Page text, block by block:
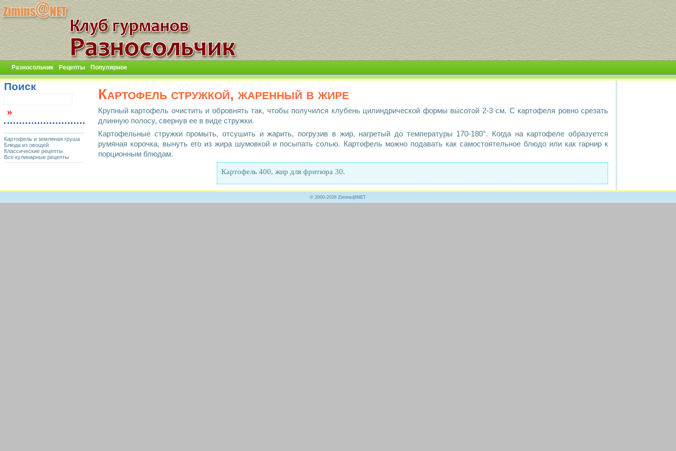
Разносольчик Рецепты Популярное
Картофель стружкой, жаренный в жире
Крупный картофель очистить и обровнять так, чтобы получился клубень цилиндрической формы высотой 2-3 см. С картофеля ровно срезать
длинную полосу, свернув ее в виде стружки.
Картофельные стружки промыть, отсушить и жарить, погрузив в жир, нагретый до температуры 170-180°. Когда на картофеле образуется
румяная корочка, вынуть его из жира шумовкой и посыпать солью. Картофель можно подавать как самостоятельное блюдо или как гарнир к
порционным блюдам.
Картофель 400, жир для фритюра 30.
Поиск
Картофель и земляная груша
Блюда из овощей
Классические рецепты
Все кулинарные рецепты
© 2000-2026 Zimins@NET